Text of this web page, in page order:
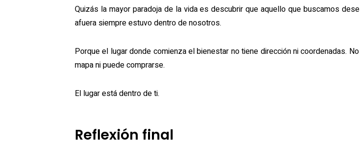
Quizás la mayor paradoja de la vida es descubrir que aquello que buscamos
afuera siempre estuvo dentro de nosotros.
Porque el lugar donde comienza el bienestar no tiene dirección ni coordenadas.
mapa ni puede comprarse.
El lugar está dentro de ti.
Reflexión final